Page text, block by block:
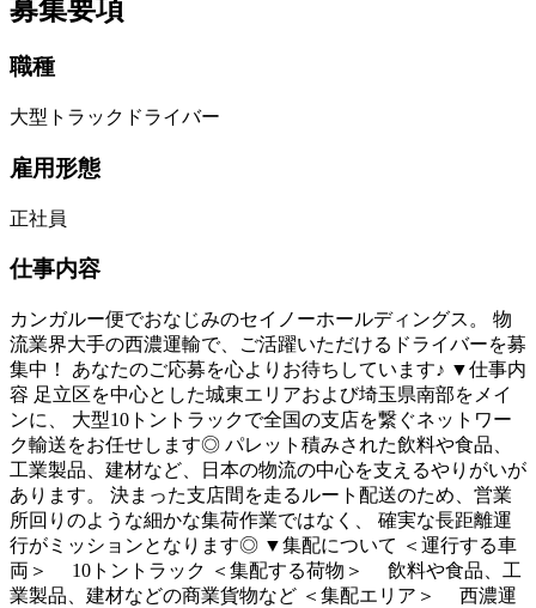
募集要項
職種
大型トラックドライバー
雇用形態
正社員
仕事内容
カンガルー便でおなじみのセイノーホールディングス。 物
流業界大手の西濃運輸で、ご活躍いただけるドライバーを募
集中！ あなたのご応募を心よりお待ちしています♪ ▼仕事内
容 足立区を中心とした城東エリアおよび埼玉県南部をメイ
ンに、 大型10トントラックで全国の支店を繋ぐネットワー
ク輸送をお任せします◎ パレット積みされた飲料や食品、
工業製品、建材など、日本の物流の中心を支えるやりがいが
あります。 決まった支店間を走るルート配送のため、営業
所回りのような細かな集荷作業ではなく、 確実な長距離運
行がミッションとなります◎ ▼集配について ＜運行する車
両＞ 10トントラック ＜集配する荷物＞ 飲料や食品、工
業製品、建材などの商業貨物など ＜集配エリア＞ 西濃運